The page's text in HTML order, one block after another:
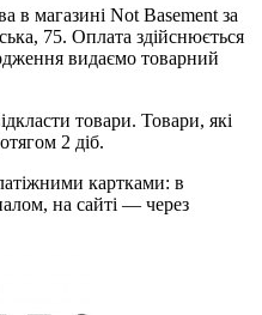
в магазині Not Basement за
75. Оплата здійснюється
видаємо товарний
товари. Товари, які
2 діб.
картками: в
на сайті — через